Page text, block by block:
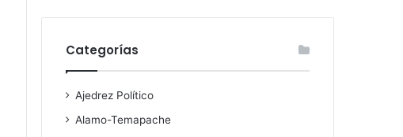
Categorías
Ajedrez Político
Alamo-Temapache